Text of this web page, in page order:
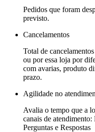
Pedidos que foram
previsto.
Cancelamentos
Total de
ou por essa loja por
com avarias, produto
prazo.
Agilidade no
Avalia o tempo que a
canais de
Perguntas e Respostas